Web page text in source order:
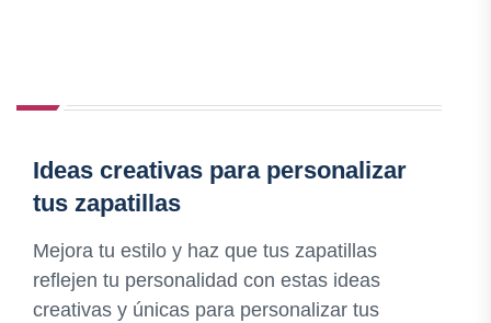
Ideas creativas para personalizar
tus zapatillas
Mejora tu estilo y haz que tus zapatillas
reflejen tu personalidad con estas ideas
creativas y únicas para personalizar tus